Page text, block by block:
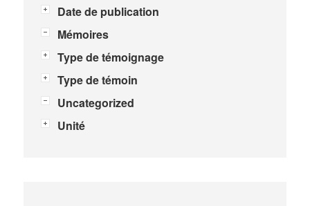
Date de publication
Mémoires
Type de témoignage
Type de témoin
Uncategorized
Unité